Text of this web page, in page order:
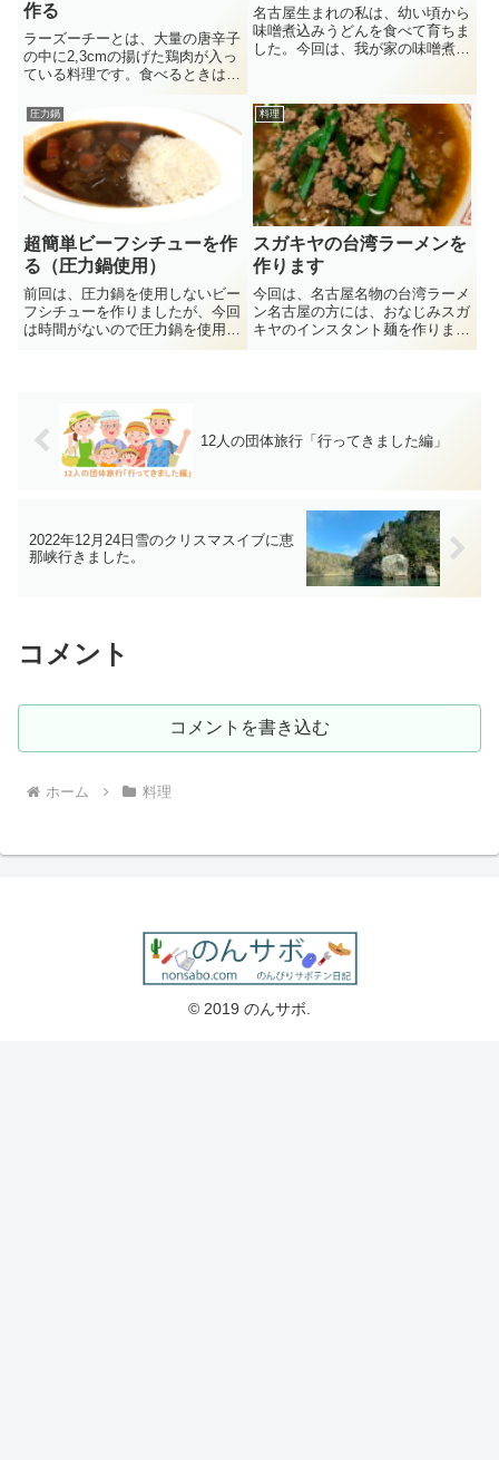
作る
ラーズーチーとは、大量の唐辛子
の中に2,3cmの揚げた鶏肉が入っ
ている料理です。食べるときは、
唐辛子をよけて鶏肉を取り出し食
べます。見た目は唐辛子の山で見
るからに辛そうですが、実際に食
べるのは鶏肉のみなので意外と大
丈夫です。以前、これがやみ...
名古屋生まれの私は、幼い頃から
味噌煮込みうどんを食べて育ちま
した。今回は、我が家の味噌煮込
屋本店や山本屋総本家が有名です
が、値段が高いので地元の人は滅
多に行きません。名古屋のうど
ん...
圧力鍋
超簡単ビーフシチューを作
る（圧力鍋使用）
前回は、圧力鍋を使用しないビー
フシチューを作りましたが、今回
は時間がないので圧力鍋を使用し
て時短しました。●材料（4人
ぎ・・・・・1個塩コショ
ウ・・・・・適量バター...
料理
スガキヤの台湾ラーメンを
作ります
今回は、名古屋名物の台湾ラーメ
ン名古屋の方には、おなじみスガ
キヤのインスタント麺を作りま
す。ひき肉を入れて私なりのアレ
12人の団体旅行「行ってきました編」
2022年12月24日雪のクリスマスイブに恵
那峡行きました。
コメント
コメントを書き込む
ホーム 料理
© 2019 のんサボ.